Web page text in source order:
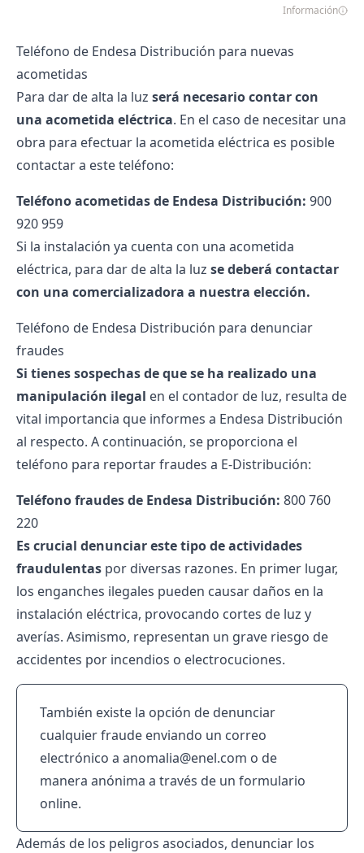
Información
Teléfono de Endesa Distribución para nuevas
acometidas
Para dar de alta la luz será necesario contar con
una acometida eléctrica. En el caso de necesitar una
obra para efectuar la acometida eléctrica es posible
contactar a este teléfono:
Teléfono acometidas de Endesa Distribución: 900
920 959
Si la instalación ya cuenta con una acometida
eléctrica, para dar de alta la luz se deberá contactar
con una comercializadora a nuestra elección.
Teléfono de Endesa Distribución para denunciar
fraudes
Si tienes sospechas de que se ha realizado una
manipulación ilegal en el contador de luz, resulta de
vital importancia que informes a Endesa Distribución
al respecto. A continuación, se proporciona el
teléfono para reportar fraudes a E-Distribución:
Teléfono fraudes de Endesa Distribución: 800 760
220
Es crucial denunciar este tipo de actividades
fraudulentas por diversas razones. En primer lugar,
los enganches ilegales pueden causar daños en la
instalación eléctrica, provocando cortes de luz y
averías. Asimismo, representan un grave riesgo de
accidentes por incendios o electrocuciones.
También existe la opción de denunciar
cualquier fraude enviando un correo
electrónico a anomalia@enel.com o de
manera anónima a través de un formulario
online.
Además de los peligros asociados, denunciar los